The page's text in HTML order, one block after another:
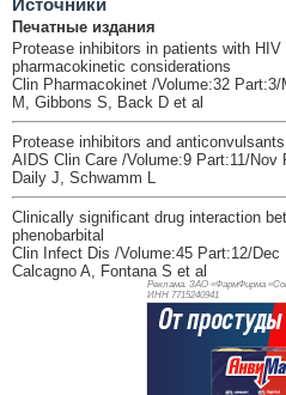
Печатные издания
Protease inhibitors in patients with
pharmacokinetic considerations
Clin Pharmacokinet /Volume:32
M, Gibbons S, Back D et al
Protease inhibitors and anticonvulsants
AIDS Clin Care /Volume:9 Part:11/Nov
Daily J, Schwamm L
Clinically significant drug interaction
phenobarbital
Clin Infect Dis /Volume:45 Part:12/Dec
Calcagno A, Fontana S et al
Реклама. ЗАО «ФармФирма
ИНН 7715240941